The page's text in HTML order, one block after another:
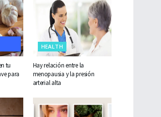
tu
para
HEALTH
Hay relación entre la
menopausia y la presión
arterial alta